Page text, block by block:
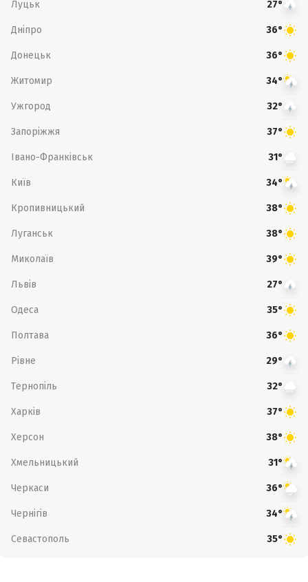
Луцьк 27°
Дніпро 36°
Донецьк 36°
Житомир 34°
Ужгород 32°
Запоріжжя 37°
Івано-Франківськ 31°
Київ 34°
Кропивницький 38°
Луганськ 38°
Миколаїв 39°
Львів 27°
Одеса 35°
Полтава 36°
Рівне 29°
Тернопіль 32°
Харків 37°
Херсон 38°
Хмельницький 31°
Черкаси 36°
Чернігів 34°
Севастополь 35°